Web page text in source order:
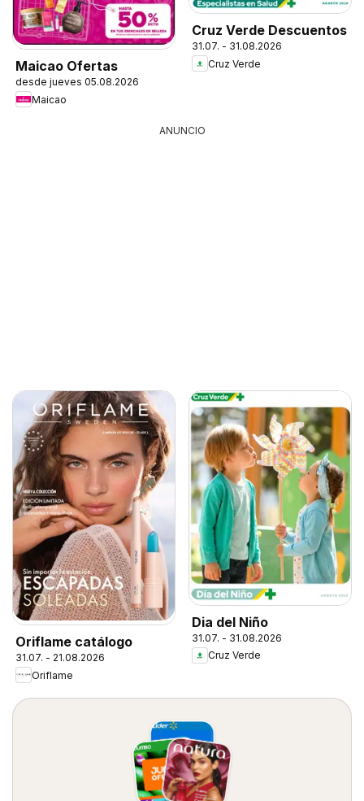
Maicao Ofertas
desde jueves 05.08.2026
Maicao
Cruz Verde Descuentos
31.07. - 31.08.2026
Cruz Verde
ANUNCIO
Oriflame catálogo
31.07. - 21.08.2026
Oriflame
Dia del Niño
31.07. - 31.08.2026
Cruz Verde